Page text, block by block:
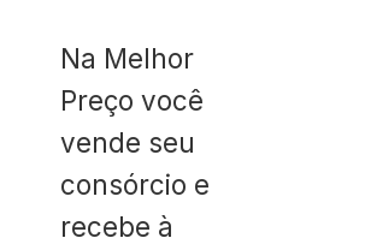
Na Melhor
Preço você
vende seu
consórcio e
recebe à